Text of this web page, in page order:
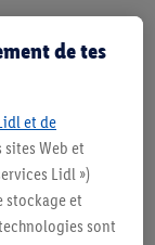
de tes
et de
Web et
Lidl »)
stockage et
sont